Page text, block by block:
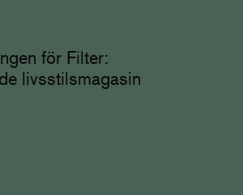
för Filter:
livsstilsmagasin